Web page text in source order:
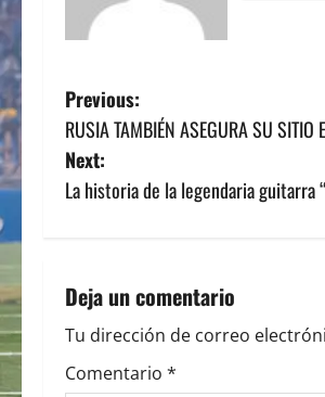
P
o
s
n
a
v
Previous:
RUSIA TAMBIÉN ASEGURA SU SITIO
Next:
La historia de la legendaria guitarra
Deja un comentario
Tu dirección de correo
Comentario *